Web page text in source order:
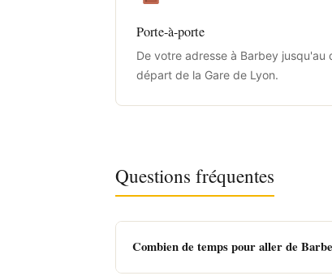
Porte-à-porte
De votre adresse à Barbey jusqu'au
départ de la Gare de Lyon.
Questions fréquentes
Combien de temps pour aller de